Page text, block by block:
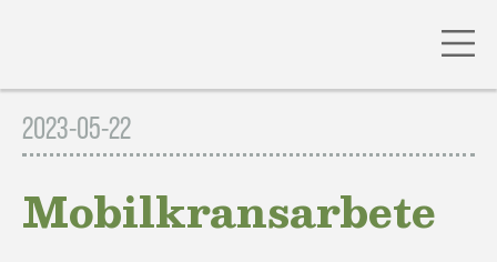
Gå
till
innehåll
2023-05-22
Mobilkransarbete